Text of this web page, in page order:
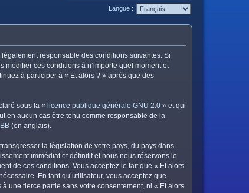
Langue :
responsable des conditions suivantes. Si
modifier ces conditions à n’importe quel moment et
à participer à « Et alors ? » après que des
sous la « licence publique générale GNU 2.0 » et qui
en aucun cas être tenu comme responsable de la
(en anglais).
la législation de votre pays, du pays dans
immédiat et définitif et nous nous réservons le
de ces conditions. Vous acceptez le fait que « Et alors
En tant qu’utilisateur, vous acceptez que
une tierce partie sans votre consentement, ni « Et alors